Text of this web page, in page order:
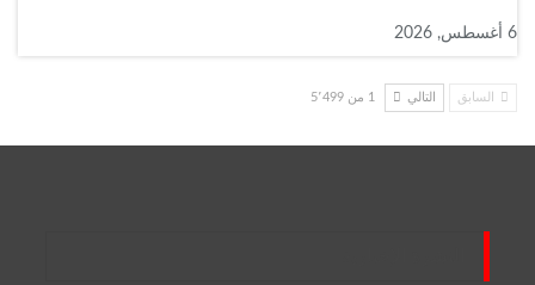
6 أغسطس, 2026
السابق التالي 1 من 5٬499